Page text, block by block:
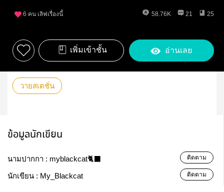
6 คน เลิฟเรื่องนี้ 58.76K 21 25
เพิ่มเข้าชั้น อ่านเลย
วายสเตชั่น
ข้อมูลนักเขียน
นามปากกา : myblackcat🐈‍⬛ ติดตาม
นักเขียน : My_Blackcat ติดตาม